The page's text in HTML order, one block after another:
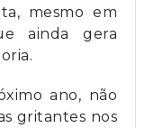
mesmo em
ainda gera
ano, não
gritantes nos